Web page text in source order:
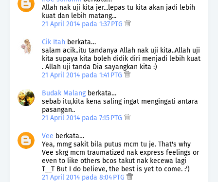
Allah nak uji kita jer...lepas tu kita akan jadi lebih
kuat dan lebih matang...
21 April 2014 pada 1:37 PTG
Cik Itah berkata…
salam acik..itu tandanya Allah nak uji kita..Allah uji
kita supaya kita boleh didik diri menjadi lebih kuat
. Allah uji tanda Dia sayangkan kita :)
21 April 2014 pada 1:41 PTG
Budak Malang berkata…
sebab itu,kita kena saling ingat mengingati antara
pasangan..
21 April 2014 pada 7:15 PTG
Vee berkata…
Yea, mmg sakit bila putus mcm tu je. That's why
Vee skrg mcm traumatized nak express feelings or
even to like others bcos takut nak kecewa lagi
T__T But I do believe, the best is yet to come. :')
21 April 2014 pada 8:04 PTG